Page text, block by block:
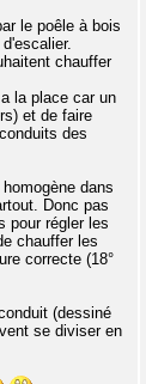
le poêle à bois
chauffer
la place car un
et de faire
des
dans
Donc pas
pour régler les
chauffer les
correcte (18°
(dessiné
se diviser en